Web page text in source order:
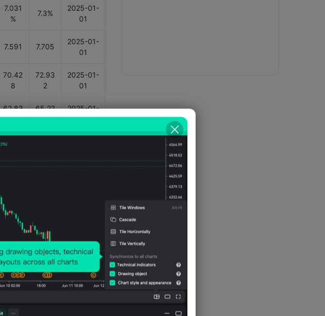
7.031
%
7.3%
2025-01-
01
7.591 7.705
2025-01-
01
70.42
8
72.93
2
2025-01-
01
62.83
6
65.22
8
2025-01-
01
51.15
69.45
69.29
7%
5.3US
D
5.24U
SD
2026-01-
01
扶老比
扶养比
扶幼比
年龄中位数
人口净迁移率
人口增长率
总人口数